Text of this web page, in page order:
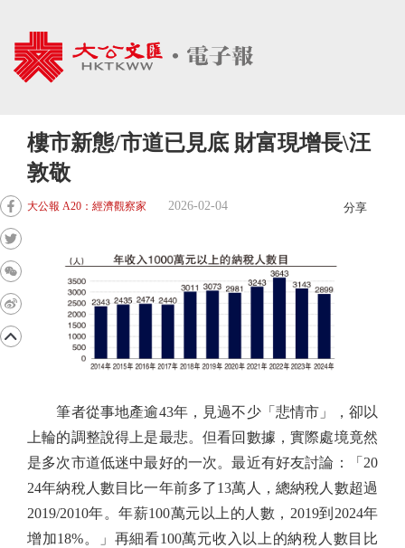
樓市新態/市道已見底 財富現增長\汪
敦敬
大公報 A20：經濟觀察家 2026-02-04 分享
筆者從事地產逾43年，見過不少「悲情市」，卻以
上輪的調整說得上是最悲。但看回數據，實際處境竟然
是多次市道低迷中最好的一次。最近有好友討論：「20
24年納稅人數目比一年前多了13萬人，總納稅人數超過
2019/2010年。年薪100萬元以上的人數，2019到2024年
增加18%。」再細看100萬元收入以上的納稅人數目比